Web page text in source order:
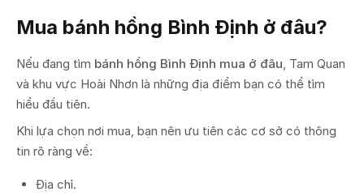
Mua bánh hồng Bình Định ở đâu?
Nếu đang tìm bánh hồng Bình Định mua ở đâu , Tam Quan
và khu vực Hoài Nhơn là những địa điểm bạn có thể tìm
hiểu đầu tiên.
Khi lựa chọn nơi mua, bạn nên ưu tiên các cơ sở có thông
tin rõ ràng về:
Địa chỉ.